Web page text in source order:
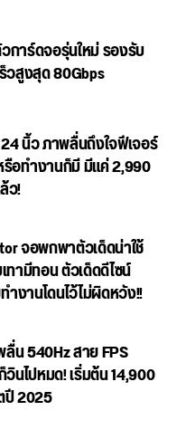
การ์ดจอรุ่นใหม่ รองรับ
วสูงสุด 80Gbps
นิ้ว ภาพลื่นถึงใจฟีเจอร์
รือทำงานก็มี มีแค่ 2,990
ว!
จอพกพาตัวเด็ดน่าใช้
ทามีทอน ตัวเด็ดดีไซน์
งานโดนไว้ไม่ผิดหวัง!!
น 540Hz สาย FPS
วินไปหมด! เริ่มต้น 14,900
ปี 2025